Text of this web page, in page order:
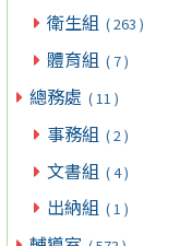
衛生組 ( 263 )
體育組 ( 7 )
總務處 ( 11 )
事務組 ( 2 )
文書組 ( 4 )
出納組 ( 1 )